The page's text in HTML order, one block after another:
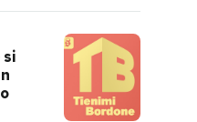
si